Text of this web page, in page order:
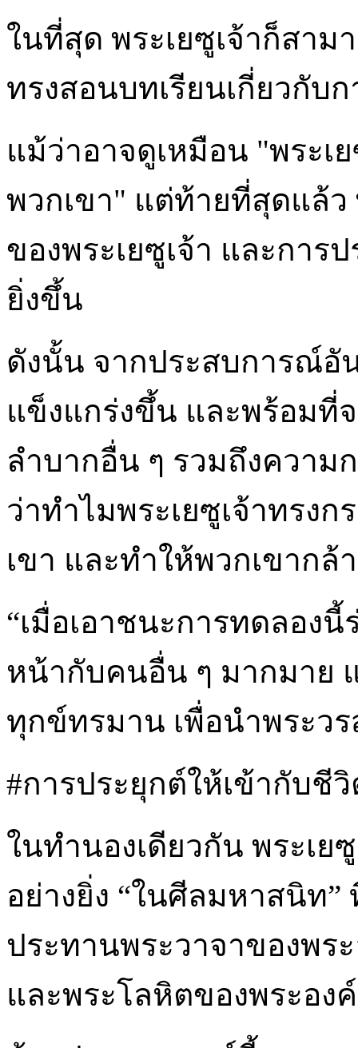
ในที่สุด พระเยซูเจ้าก็สา
ทรงสอนบทเรียนเกี่ยวกับ
แม้ว่าอาจดูเหมือน "พระเ
พวกเขา" แต่ท้ายที่สุดแล้
ของพระเยซูเจ้า และการ
ยิ่งขึ้น
ดังนั้น จากประสบการณ์อั
แข็งแกร่งขึ้น และพร้อมที่
ลำบากอื่น ๆ รวมถึงความ
ว่าทำไมพระเยซูเจ้าทรง
เขา และทำให้พวกเขาก
“เมื่อเอาชนะการทดลอง
หน้ากับคนอื่น ๆ มากมาย
ทุกข์ทรมาน เพื่อนำพระว
#การประยุกต์ให้เข้ากับชีวิ
ในทำนองเดียวกัน พระเย
อย่างยิ่ง “ในศีลมหาสนิท”
ประทานพระวาจาของพระ
และพระโลหิตของพระองค์